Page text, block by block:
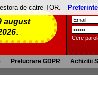
august
Login: |
Cere
Prelucrare GDPR Achizitii
de catre TOR.